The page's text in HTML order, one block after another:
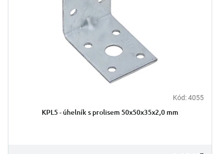
produktu
Kód:4055
KPL5 - úhelník s prolisem 50x50x35x2,0 mm